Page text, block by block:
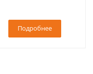
Подробнее